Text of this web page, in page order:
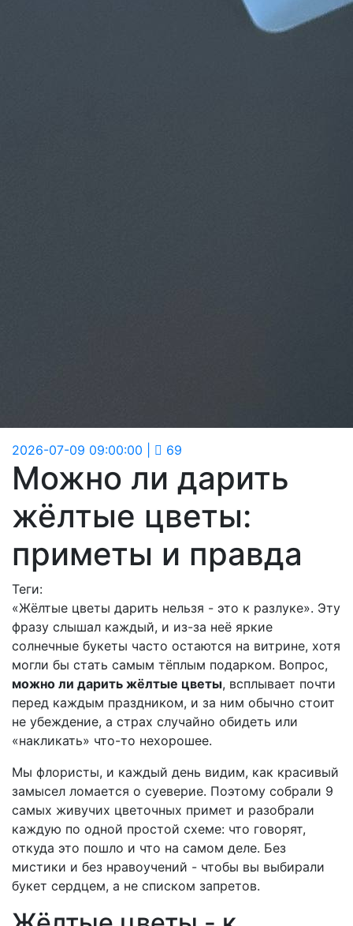
2026-07-09 09:00:00 69
Можно ли дарить
жёлтые цветы:
приметы и правда
Теги:
«Жёлтые цветы дарить нельзя - это к разлуке». Эту
фразу слышал каждый, и из-за неё яркие
солнечные букеты часто остаются на витрине, хотя
могли бы стать самым тёплым подарком. Вопрос,
можно ли дарить жёлтые цветы, всплывает почти
перед каждым праздником, и за ним обычно стоит
не убеждение, а страх случайно обидеть или
«накликать» что-то нехорошее.
Мы флористы, и каждый день видим, как красивый
замысел ломается о суеверие. Поэтому собрали 9
самых живучих цветочных примет и разобрали
каждую по одной простой схеме: что говорят,
откуда это пошло и что на самом деле. Без
мистики и без нравоучений - чтобы вы выбирали
букет сердцем, а не списком запретов.